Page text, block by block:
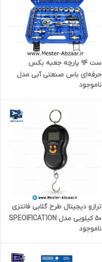
ست 94 پارچه جعبه بکس
حرفه‌ای باس صنعتی آبی مدل
BOSS 94PCS BS123ST160-1
ناموجود
ترازو دیجیتال طرح گلابی فانتزی
50 کیلویی مدل SPEOIFICATION
وزنه دستی قلاب دار
ناموجود